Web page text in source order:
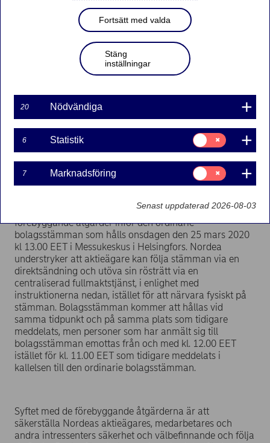
Nordea tillkännager
förebyggande åtgärder inför
bolagsstämman den 25
mars 2020
Regulatoriskt pressmeddelande | 2020-03-16 08:00
Nordea Bank Abp – Börsmeddelande – Kallelse till
årsstämma
Nordea Bank Abp (”Nordea”) beslutat att vidta ett antal
förebyggande åtgärder inför den ordinarie
bolagsstämman som hålls onsdagen den 25 mars 2020
kl 13.00 EET i Messukeskus i Helsingfors. Nordea
understryker att aktieägare kan följa stämman via en
direktsändning och utöva sin rösträtt via en
centraliserad fullmaktstjänst, i enlighet med
instruktionerna nedan, istället för att närvara fysiskt på
stämman. Bolagsstämman kommer att hållas vid
samma tidpunkt och på samma plats som tidigare
meddelats, men personer som har anmält sig till
bolagsstämman emottas från och med kl. 12.00 EET
istället för kl. 11.00 EET som tidigare meddelats i
kallelsen till den ordinarie bolagsstämman.
Syftet med de förebyggande åtgärderna är att
säkerställa Nordeas aktieägares, medarbetares och
andra intressenters säkerhet och välbefinnande och följa
Fortsätt med valda
Stäng
inställningar
20 Nödvändiga
6 Statistik
Samtycke
för:
Statistik
7 Marknadsföring
Samtycke
för:
Marknadsföring
Senast uppdaterad 2026-08-03